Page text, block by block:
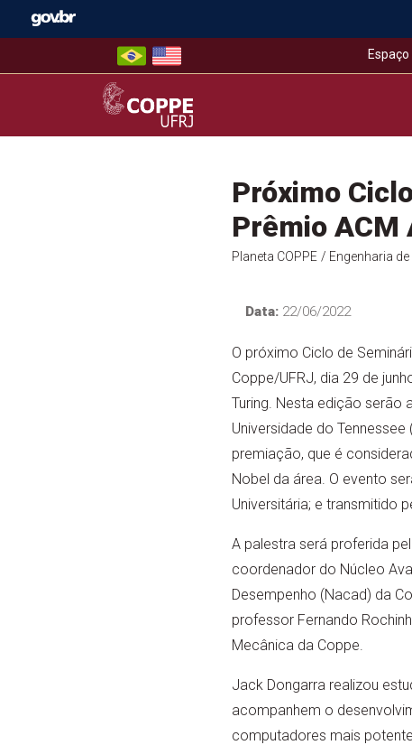
COPPE – UFRJ
Próximo
Prêmio ACM
Planeta COPPE / Engenharia
Data:22/06/2022
O próximo Ciclo de
Coppe/UFRJ, dia 29 de
Turing. Nesta edição serão
Universidade do
premiação, que é
Nobel da área. O evento
Universitária; e transmitido
A palestra será proferida
coordenador do Núcleo
Desempenho (Nacad) da
professor Fernando
Mecânica da Coppe.
Jack Dongarra realizou
acompanhem o
computadores mais